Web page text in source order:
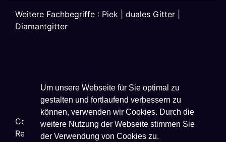
Um unsere Webseite für Sie optimal zu
gestalten und fortlaufend verbessern zu
können, verwenden wir Cookies. Durch die
weitere Nutzung der Webseite stimmen Sie
der Verwendung von Cookies zu.
Weitere Fachbegriffe : Piek duales Gitter
Diamantgitter
Copyright © 2026Techniklexikon.net - All Rights
Reserved.